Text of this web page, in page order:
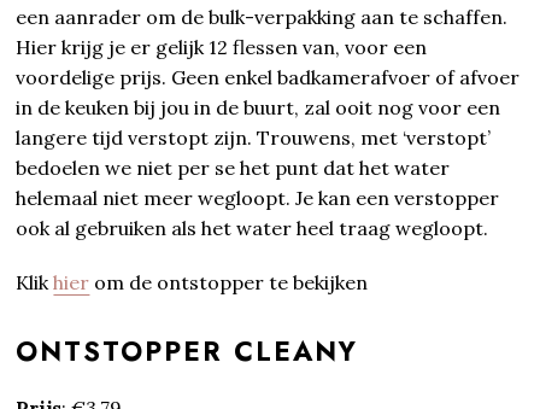
een aanrader om de bulk-verpakking aan te schaffen.
Hier krijg je er gelijk 12 flessen van, voor een
voordelige prijs. Geen enkel badkamerafvoer of afvoer
in de keuken bij jou in de buurt, zal ooit nog voor een
langere tijd verstopt zijn. Trouwens, met ‘verstopt’
bedoelen we niet per se het punt dat het water
helemaal niet meer wegloopt. Je kan een verstopper
ook al gebruiken als het water heel traag wegloopt.
Klikhier om de ontstopper te bekijken
ONTSTOPPER CLEANY